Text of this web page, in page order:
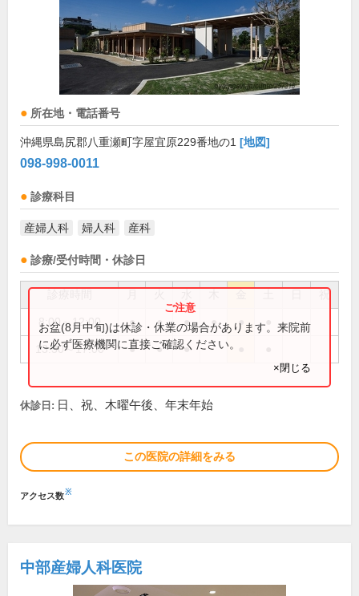
所在地・電話番号
沖縄県島尻郡八重瀬町字屋宜原229番地の1 [地図]
098-998-0011
診療科目
産婦人科 婦人科 産科
診療/受付時間・休診日
祝
8:00～12:00 ● ● ● ● ●
13:30～17:00 ● ● ●
お盆(8月中旬)は休診・休業の場合があります。来院前
に必ず医療機関に直接ご確認ください。
×閉じる
休診日: 日、祝、木曜午後、年末年始
この医院の詳細をみる
アクセス数※
中部産婦人科医院